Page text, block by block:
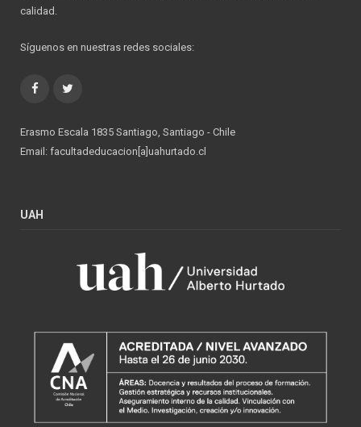
calidad.
Síguenos en nuestras redes sociales:
Facebook
Erasmo Escala 1835 Santiago, Santiago - Chile
Email: facultadeducacion[a]uahurtado.cl
UAH